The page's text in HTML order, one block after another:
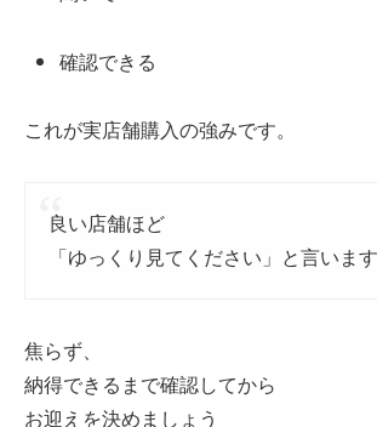
確認できる
これが実店舗購入の強みです。
良い店舗ほど
「ゆっくり見てください」と言います
焦らず、
納得できるまで確認してから
お迎えを決めましょう